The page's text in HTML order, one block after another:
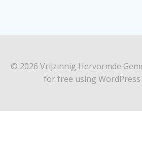
© 2026 Vrijzinnig Hervormde
for free using WordPress